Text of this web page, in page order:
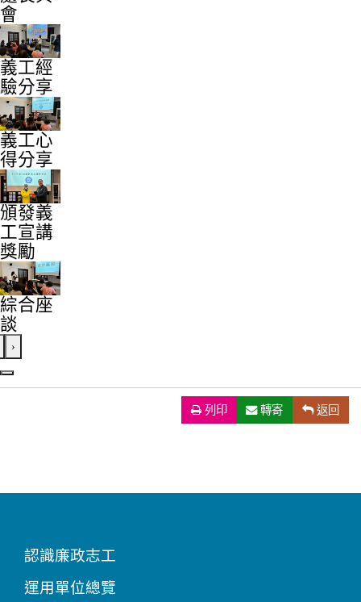
會
義工經
驗分享
義工心
得分享
頒發義
工宣講
獎勵
綜合座
談
›
列印（另開新視窗）
轉寄 返回
認識廉政志工
運用單位總覽